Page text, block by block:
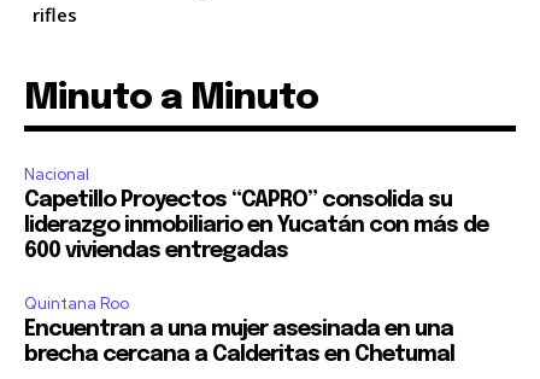
rifles
Minuto a Minuto
Nacional
Capetillo Proyectos “CAPRO” consolida su
liderazgo inmobiliario en Yucatán con más de
600 viviendas entregadas
Quintana Roo
Encuentran a una mujer asesinada en una
brecha cercana a Calderitas en Chetumal